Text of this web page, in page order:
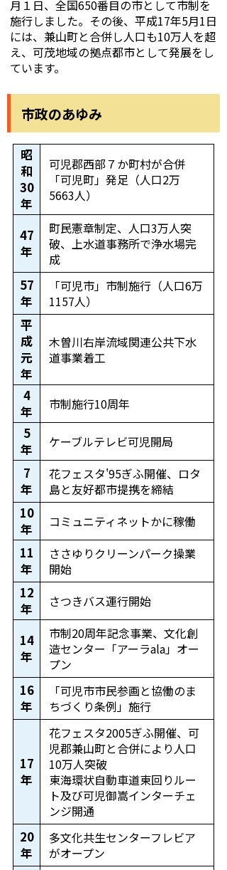
月１日、全国650番目の市として市制を
施行しました。その後、平成17年5月1日
には、兼山町と合併し人口も10万人を超
え、可茂地域の拠点都市として発展をし
ています。
市政のあゆみ
昭
和
30
年
可児郡西部７か町村が合併
「可児町」発足（人口2万
5663人）
47
年
町民憲章制定、人口3万人突
破、上水道事務所で浄水場完
成
57
年
「可児市」市制施行（人口6万
1157人）
平
成
元
年
木曽川右岸流域関連公共下水
道事業着工
4
年
市制施行10周年
5
年
ケーブルテレビ可児開局
7
年
花フェスタ'95ぎふ開催、ロタ
島と友好都市提携を締結
10
年
コミュニティネットかに稼働
11
年
ささゆりクリーンパーク操業
開始
12
年
さつきバス運行開始
14
年
市制20周年記念事業、文化創
造センター「アーラala」オー
プン
16
年
「可児市市民参画と協働のま
ちづくり条例」施行
17
年
花フェスタ2005ぎふ開催、可
児郡兼山町と合併により人口
10万人突破
東海環状自動車道東回りルー
ト及び可児御嵩インターチェ
ンジ開通
20
年
多文化共生センターフレビア
がオープン